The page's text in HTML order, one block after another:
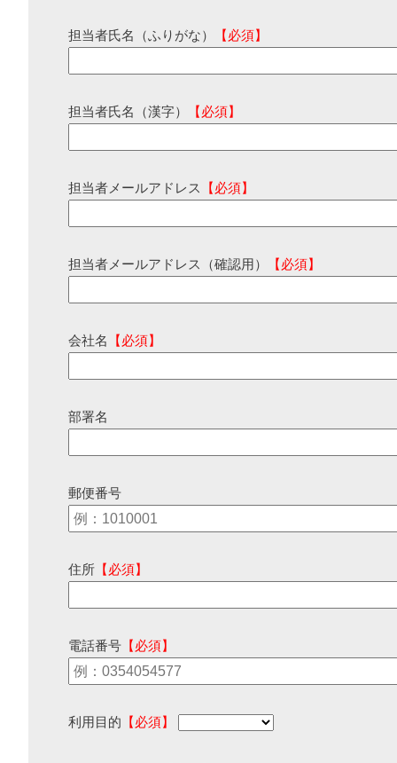
担当者氏名（ふりがな） 【必須】
担当者氏名（漢字） 【必須】
担当者メールアドレス 【必須】
担当者メールアドレス（確認用） 【必須】
会社名 【必須】
部署名
郵便番号
住所 【必須】
電話番号 【必須】
利用目的 【必須】